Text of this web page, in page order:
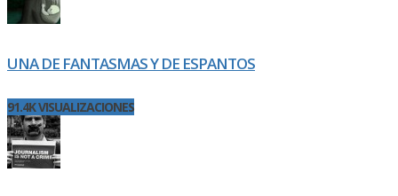
UNA DE FANTASMAS Y DE ESPANTOS
91.4K VISUALIZACIONES